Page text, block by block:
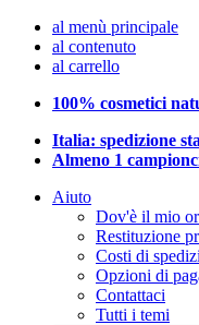
al menù principale
al contenuto
al carrello
100% cosmetici
Italia: spedizione
Almeno 1
Aiuto
Dov'è il mio
Restituzione
Costi di
Opzioni di
Contattaci
Tutti i temi